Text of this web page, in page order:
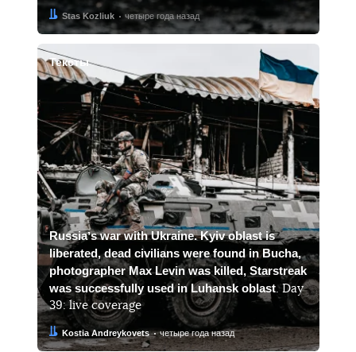
Автор:
Stas Kozliuk
Дата: четыре года назад
Тексты
Russiaʼs war with Ukraine. Kyiv oblast is
liberated, dead civilians were found in Bucha,
photographer Max Levin was killed, Starstreak
was successfully used in Luhansk oblast. Day
39: live coverage
Автор:
Kostia Andreykovets
Дата: четыре года назад